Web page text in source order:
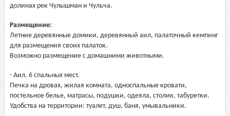
долинах рек Чулышман и Чульча.
Размещение:
Летние деревянные домики, деревянный аил, палаточный кемпинг
для размещения своих палаток.
Возможно размещение с домашними животными.
- Аил. 6 спальных мест.
Печка на дровах, жилая комната, односпальные кровати,
постельное белье, матрасы, подушки, одеяла, столик, табуретки.
Удобства на территории: туалет, душ, баня, умывальники.